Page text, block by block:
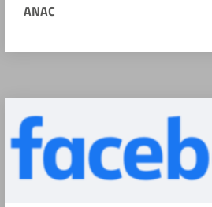
ANAC